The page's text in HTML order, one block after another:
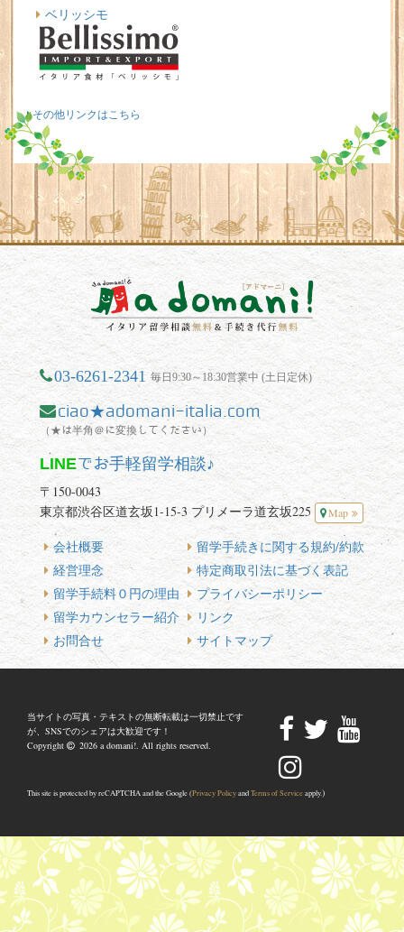
ベリッシモ
その他リンクはこちら
03-6261-2341 毎日9:30～18:30営業中 (土日定休)
ciao★adomani-italia.com
（★は半角＠に変換してください）
LINEでお手軽留学相談♪
〒150-0043
東京都渋谷区道玄坂1-15-3 プリメーラ道玄坂225
Map
会社概要
経営理念
留学手続料０円の理由
留学カウンセラー紹介
お問合せ
留学手続きに関する規約/約款
特定商取引法に基づく表記
プライバシーポリシー
リンク
サイトマップ
当サイトの写真・テキストの無断転載は一切禁止です
が、SNSでのシェアは大歓迎です！
Copyright
2026 a domani!. All rights reserved.
This site is protected by reCAPTCHA and the Google (Privacy PolicyandTerms of Service apply.)